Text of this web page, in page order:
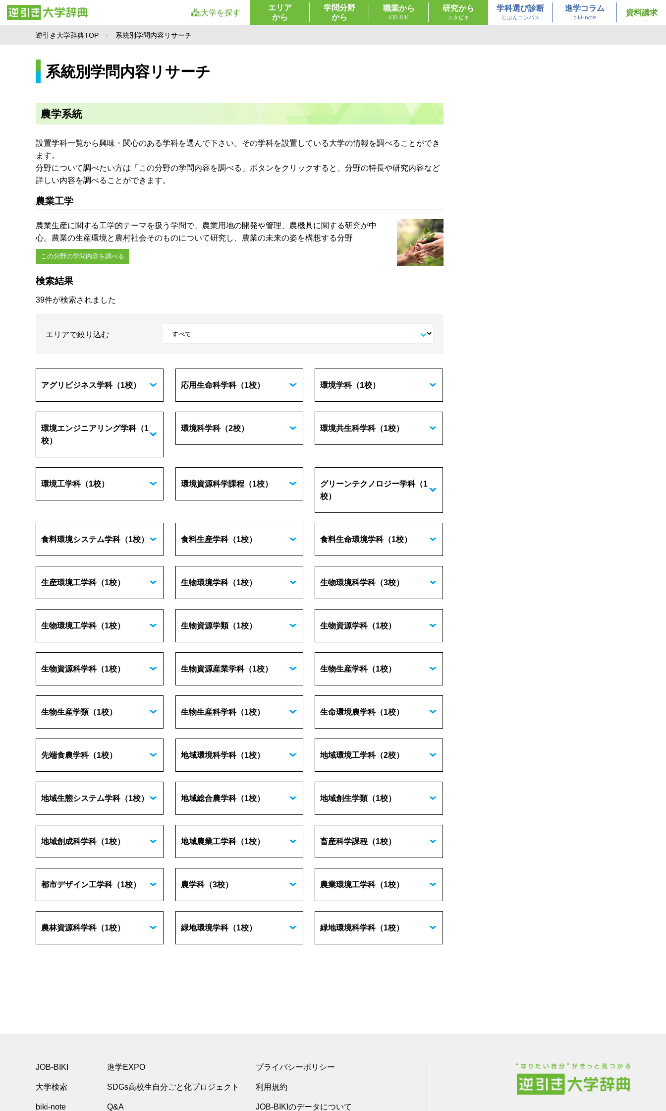
大学を探す
エリア
から
学問分野
から
職業から
JOB-BIKI
研究から
スタビキ
学科選び診断
じぶんコンパス
進学コラム
biki-note
資料請求
逆引き大学辞典TOP 系統別学問内容リサーチ
系統別学問内容リサーチ
農学系統
設置学科一覧から興味・関心のある学科を選んで下さい。その学科を設置している大学の情報を調べることができ
ます。
分野について調べたい方は「この分野の学問内容を調べる」ボタンをクリックすると、分野の特長や研究内容など
詳しい内容を調べることができます。
農業工学
農業生産に関する工学的テーマを扱う学問で、農業用地の開発や管理、農機具に関する研究が中
心。農業の生産環境と農村社会そのものについて研究し、農業の未来の姿を構想する分野
この分野の学問内容を調べる
検索結果
39件が検索されました
エリアで絞り込む
アグリビジネス学科（1校） 応用生命科学科（1校） 環境学科（1校）
環境エンジニアリング学科（1
校）
環境科学科（2校） 環境共生科学科（1校）
環境工学科（1校） 環境資源科学課程（1校） グリーンテクノロジー学科（1
校）
食料環境システム学科（1校） 食料生産学科（1校） 食料生命環境学科（1校）
生産環境工学科（1校） 生物環境学科（1校） 生物環境科学科（3校）
生物環境工学科（1校） 生物資源学類（1校） 生物資源学科（1校）
生物資源科学科（1校） 生物資源産業学科（1校） 生物生産学科（1校）
生物生産学類（1校） 生物生産科学科（1校） 生命環境農学科（1校）
先端食農学科（1校） 地域環境科学科（1校） 地域環境工学科（2校）
地域生態システム学科（1校） 地域総合農学科（1校） 地域創生学類（1校）
地域創成科学科（1校） 地域農業工学科（1校） 畜産科学課程 （1校）
都市デザイン工学科（1校） 農学科（3校） 農業環境工学科（1校）
農林資源科学科（1校） 緑地環境学科（1校） 緑地環境科学科（1校）
JOB-BIKI
大学検索
biki-note
進学EXPO
SDGs高校生自分ごと化プロジェクト
Q&A
プライバシーポリシー
利用規約
JOB-BIKIのデータについて